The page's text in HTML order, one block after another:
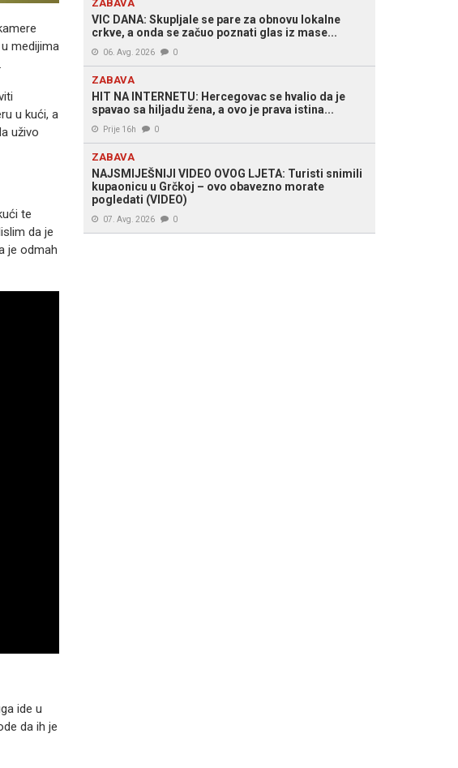
medijima
u kući, a
uživo
te
da je
je odmah
ide u
da ih je
ZABAVA
VIC DANA: Skupljale se pare za obnovu lokalne
crkve, a onda se začuo poznati glas iz mase...
06. Avg. 2026 0
ZABAVA
HIT NA INTERNETU: Hercegovac se hvalio da je
spavao sa hiljadu žena, a ovo je prava istina...
Prije 16h 0
ZABAVA
NAJSMIJEŠNIJI VIDEO OVOG LJETA: Turisti snimili
kupaonicu u Grčkoj – ovo obavezno morate
pogledati (VIDEO)
07. Avg. 2026 0